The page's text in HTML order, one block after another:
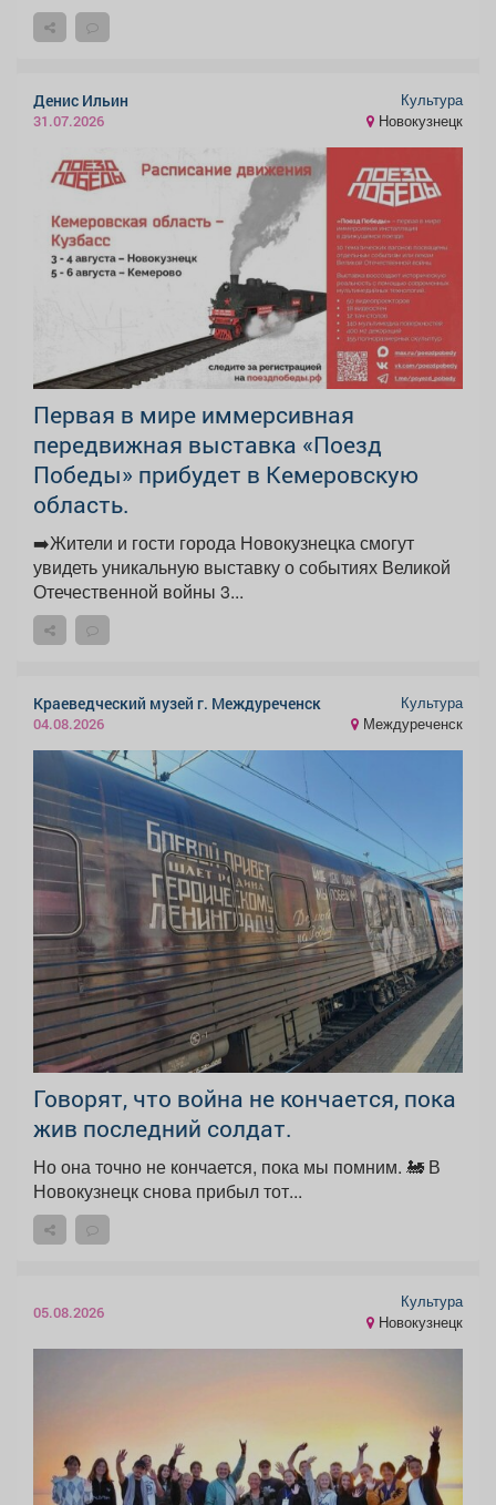
Денис Ильин
31.07.2026
Культура
Новокузнецк
Первая в мире иммерсивная
передвижная выставка «Поезд
Победы» прибудет в Кемеровскую
область.
➡️Жители и гости города Новокузнецка смогут
увидеть уникальную выставку о событиях Великой
Отечественной войны 3...
Краеведческий музей г. Междуреченск
04.08.2026
Культура
Междуреченск
Говорят, что война не кончается, пока
жив последний солдат.
Но она точно не кончается, пока мы помним. 🚂 В
Новокузнецк снова прибыл тот...
05.08.2026
Культура
Новокузнецк